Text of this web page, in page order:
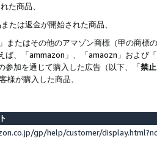
た商品、
たは返金が開始された商品、
またはその他のアマゾン商標（甲の商
ば、「ammazon」、「amaozn」および
参加を通じて購入した広告（以下、「禁
様が購入した商品、
gp/help/customer/